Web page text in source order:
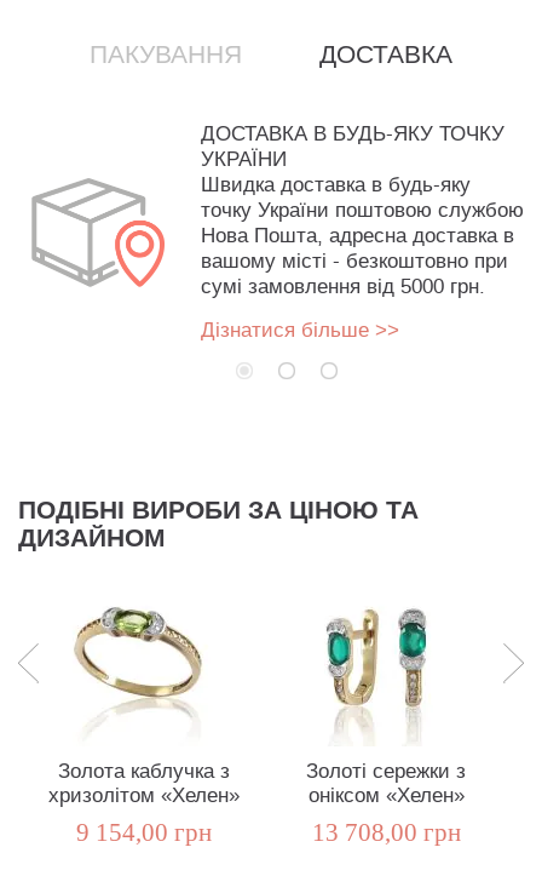
ПАКУВАННЯ ДОСТАВКА
ДОСТАВКА В БУДЬ-ЯКУ ТОЧКУ
УКРАЇНИ
Швидка доставка в будь-яку
точку України поштовою службою
Нова Пошта, адресна доставка в
вашому місті - безкоштовно при
сумі замовлення від 5000 грн.
Дізнатися більше >>
ПОДІБНІ ВИРОБИ ЗА ЦІНОЮ ТА
ДИЗАЙНОМ
Золота каблучка з
хризолітом «Хелен»
9 154,00 грн
Золоті сережки з
оніксом «Хелен»
13 708,00 грн